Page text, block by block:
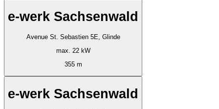
e-werk Sachsenwald
Avenue St. Sebastien 5E, Glinde
max. 22 kW
355 m
e-werk Sachsenwald